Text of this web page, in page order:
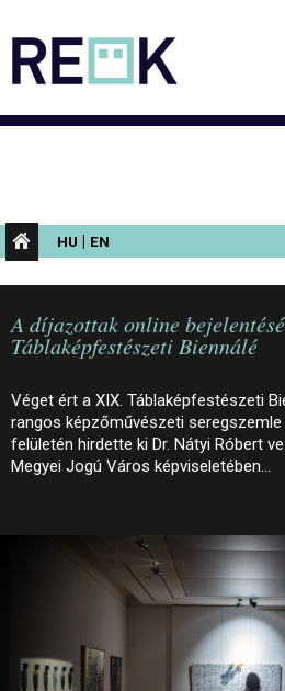
HU | EN
PALOTASÉTÁK ÉS
KÖZÉRDEKŰ
A díjazottak online
Táblaképfestészeti Biennálé
Véget ért a XIX. Táblaképfestészeti
rangos képzőművészeti seregszemle
felületén hirdette ki Dr. Nátyi Róbert
Megyei Jogú Város képviseletében…